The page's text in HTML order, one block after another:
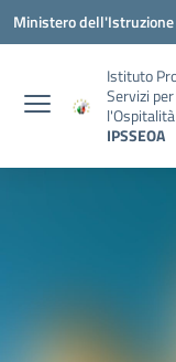
Vai ai contenuti
Vai al menu di
Vai al footer
Ministero
Istituto
Servizi
IPSSEOA